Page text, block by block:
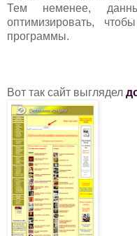
Тем неменее,
оптимизировать,
программы.
Вот так сайт выглядел